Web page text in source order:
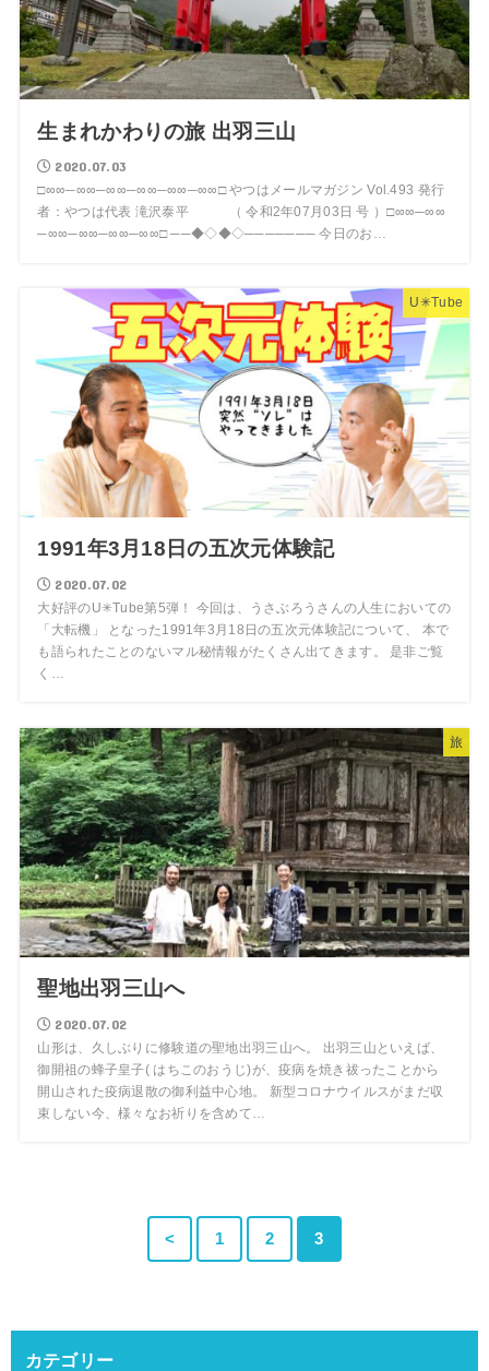
生まれかわりの旅 出羽三山
2020.07.03
□∞∞─∞∞─∞∞─∞∞─∞∞─∞∞□ やつはメールマガジン Vol.493 発行
者：やつは代表 滝沢泰平 （ 令和2年07月03日 号 ）□∞∞─∞∞
─∞∞─∞∞─∞∞─∞∞□ ──◆◇◆◇─────── 今日のお…
U✳︎Tube
1991年3月18日の五次元体験記
2020.07.02
大好評のU✳︎Tube第5弾！ 今回は、うさぶろうさんの人生においての
「大転機」 となった1991年3月18日の五次元体験記について、 本で
も語られたことのないマル秘情報がたくさん出てきます。 是非ご覧
く…
旅
聖地出羽三山へ
2020.07.02
山形は、久しぶりに修験道の聖地出羽三山へ。 出羽三山といえば、
御開祖の蜂子皇子( はちこのおうじ)が、疫病を焼き祓ったことから
開山された疫病退散の御利益中心地。 新型コロナウイルスがまだ収
束しない今、様々なお祈りを含めて…
< 1 2 3
カテゴリー